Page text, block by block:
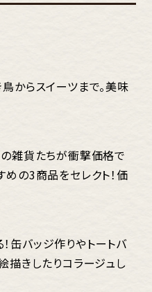
からスイーツまで。美味
の雑貨たちが衝撃価格で
の3商品をセレクト！価
缶バッジ作りやトートバ
描きしたりコラージュし